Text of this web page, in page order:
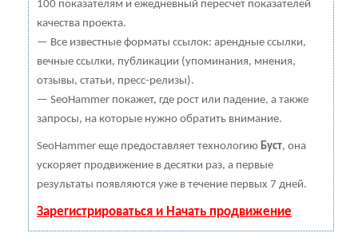
100 показателям и ежедневный пересчет показателей
качества проекта.
— Все известные форматы ссылок: арендные ссылки,
вечные ссылки, публикации (упоминания, мнения,
отзывы, статьи, пресс-релизы).
— SeoHammer покажет, где рост или падение, а также
запросы, на которые нужно обратить внимание.
SeoHammer еще предоставляет технологию Буст, она
ускоряет продвижение в десятки раз, а первые
результаты появляются уже в течение первых 7 дней.
Зарегистрироваться и Начать продвижение